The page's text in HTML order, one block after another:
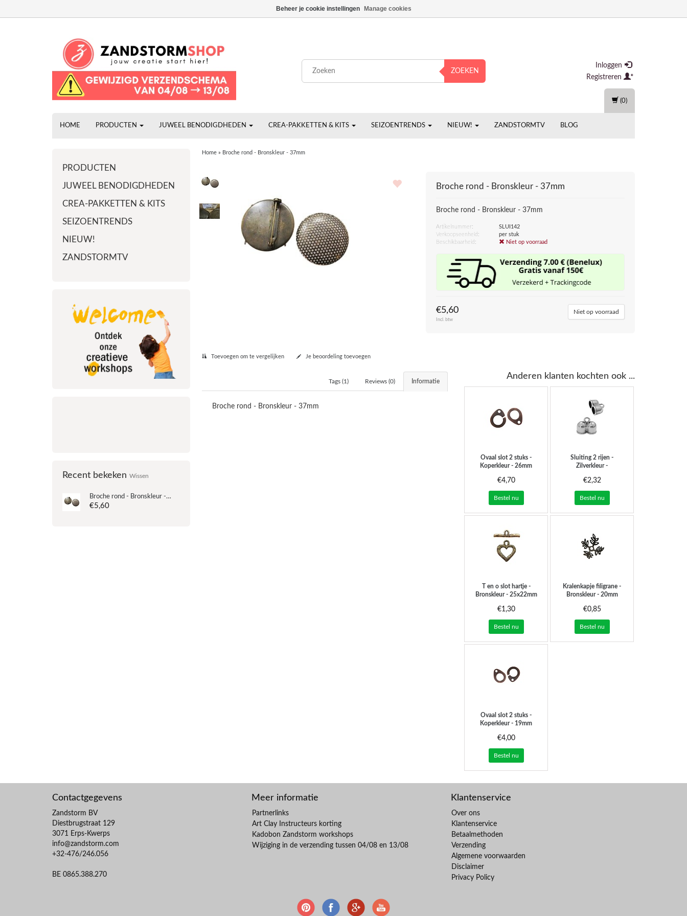
ZOEKEN
Inloggen
Registreren
HOME PRODUCTEN JUWEEL BENODIGDHEDEN CREA-PAKKETTEN & KITS SEIZOENTRENDS NIEUW! ZANDSTORMTV BLOG
(0)
PRODUCTEN
JUWEEL BENODIGDHEDEN
CREA-PAKKETTEN & KITS
SEIZOENTRENDS
NIEUW!
ZANDSTORMTV
Recent bekeken Wissen
Broche rond - Bronskleur - 37mm
€5,60
Home» Broche rond - Bronskleur - 37mm
Broche rond - Bronskleur - 37mm
Broche rond - Bronskleur - 37mm
Artikelnummer:
SLUI142
Verkoopseenheid:
per stuk
Beschikbaarheid:
Niet op voorraad
€5,60
Incl. btw
Niet op voorraad
Toevoegen om te vergelijken Je beoordeling toevoegen
Informatie
Reviews (0)
Tags (1)
Broche rond - Bronskleur - 37mm
Anderen klanten kochten ook ...
Ovaal slot 2 stuks -
Koperkleur - 26mm
€4,70
Bestel nu
Sluiting 2 rijen -
Zilverkleur -
€2,32
Bestel nu
T en o slot hartje -
Bronskleur - 25x22mm
€1,30
Bestel nu
Kralenkapje filigrane -
Bronskleur - 20mm
€0,85
Bestel nu
Ovaal slot 2 stuks -
Koperkleur - 19mm
€4,00
Bestel nu
Contactgegevens
Zandstorm BV
Diestbrugstraat 129
3071 Erps-Kwerps
info@zandstorm.com
+32-476/246.056
BE 0865.388.270
Meer informatie
Partnerlinks
Art Clay Instructeurs korting
Kadobon Zandstorm workshops
Wijziging in de verzending tussen 04/08 en 13/08
Klantenservice
Over ons
Klantenservice
Betaalmethoden
Verzending
Algemene voorwaarden
Disclaimer
Privacy Policy
Beheer je cookie instellingen Manage cookies